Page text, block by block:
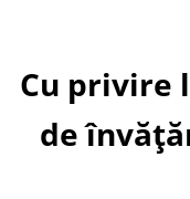
Cu privire
de